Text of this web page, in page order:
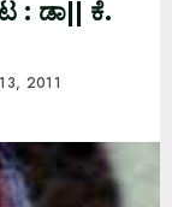
: ಡಾ|| ಕೆ.
2011